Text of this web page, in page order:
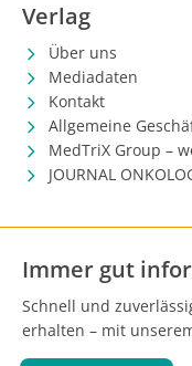
Verlag
Über uns
Mediadaten
Kontakt
Allgemeine
MedTriX Group –
JOURNAL
Immer gut
Schnell und
erhalten – mit